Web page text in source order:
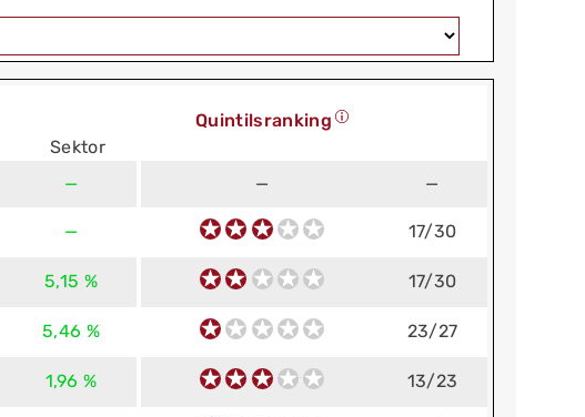
Sektor
Quintilsranking
— — —
— 17/30
5,15 % 17/30
5,46 % 23/27
1,96 % 13/23